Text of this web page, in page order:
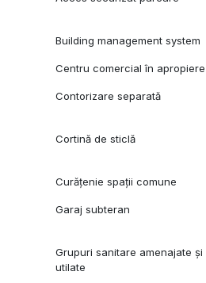
Building management system
Centru comercial în apropiere
Contorizare separată
Cortină de sticlă
Curățenie spații comune
Garaj subteran
Grupuri sanitare amenajate și
utilate